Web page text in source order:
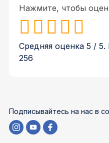
Нажмите, чтобы
Средняя оценка5 / 5.
256
Подписывайтесь на нас в